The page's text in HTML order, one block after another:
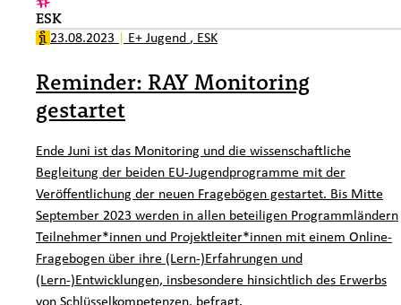
ESK
23.08.2023 | E+ Jugend , ESK
Reminder: RAY Monitoring
gestartet
Ende Juni ist das Monitoring und die wissenschaftliche
Begleitung der beiden EU-Jugendprogramme mit der
Veröffentlichung der neuen Fragebögen gestartet. Bis Mitte
September 2023 werden in allen beteiligen Programmländern
Teilnehmer*innen und Projektleiter*innen mit einem Online-
Fragebogen über ihre (Lern-)Erfahrungen und
(Lern-)Entwicklungen, insbesondere hinsichtlich des Erwerbs
von Schlüsselkompetenzen, befragt.